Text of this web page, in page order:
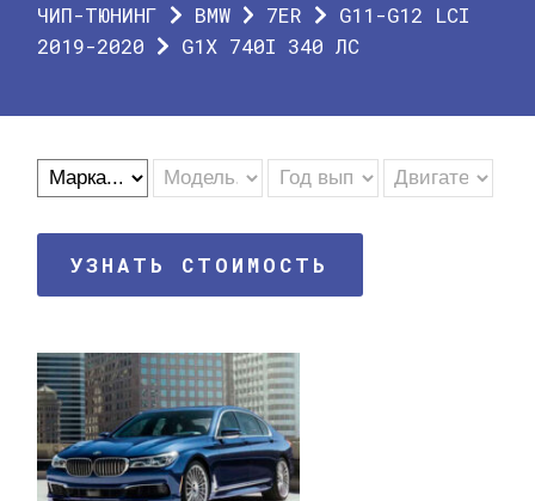
О КОМПАНИИ
ГАРАНТИЯ
ЧИП-ТЮНИНГ BMW 7ER
G11-G12 LCI
2019-2020
G1X 740I 340 ЛС
УЗНАТЬ СТОИМОСТЬ